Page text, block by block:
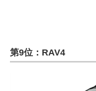
第9位：RAV4